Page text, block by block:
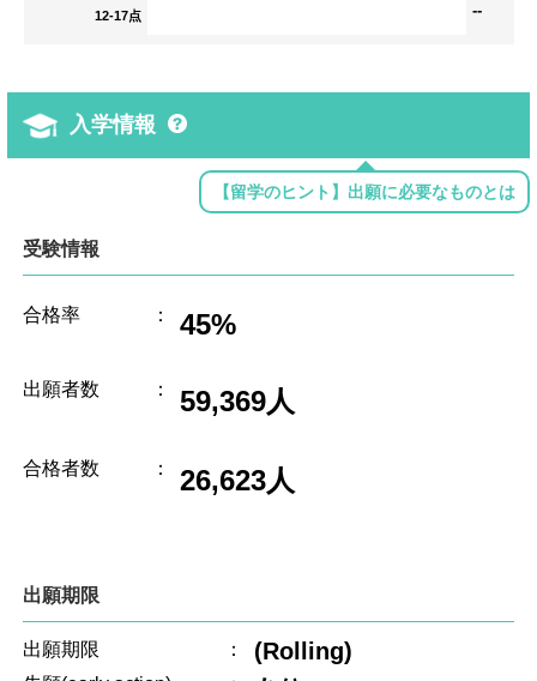
12-17点 --
入学情報
【留学のヒント】出願に必要なものとは
受験情報
合格率 ： 45%
出願者数 ： 59,369人
合格者数 ： 26,623人
出願期限
出願期限 ： (Rolling)